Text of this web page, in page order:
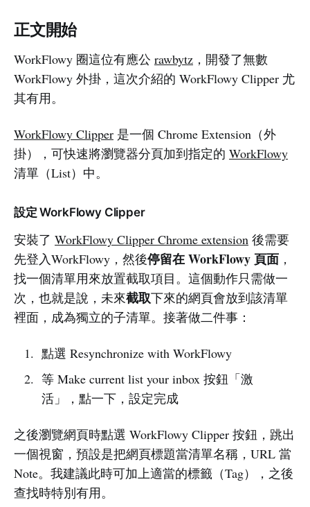
正文開始
WorkFlowy 圈這位有應公 rawbytz ，開發了無數
WorkFlowy 外掛，這次介紹的 WorkFlowy Clipper 尤
其有用。
WorkFlowy Clipper 是一個 Chrome Extension（外
掛），可快速將瀏覽器分頁加到指定的 WorkFlowy
清單（List）中。
設定 WorkFlowy Clipper
安裝了 WorkFlowy Clipper Chrome extension 後需要
先登入WorkFlowy，然後停留在 WorkFlowy 頁面 ，
找一個清單用來放置截取項目。這個動作只需做一
次，也就是說，未來截取下來的網頁會放到該清單
裡面，成為獨立的子清單。接著做二件事：
點選 Resynchronize with WorkFlowy
等 Make current list your inbox 按鈕「激
活」，點一下，設定完成
之後瀏覽網頁時點選 WorkFlowy Clipper 按鈕，跳出
一個視窗，預設是把網頁標題當清單名稱，URL 當
Note。我建議此時可加上適當的標籤（Tag），之後
查找時特別有用。